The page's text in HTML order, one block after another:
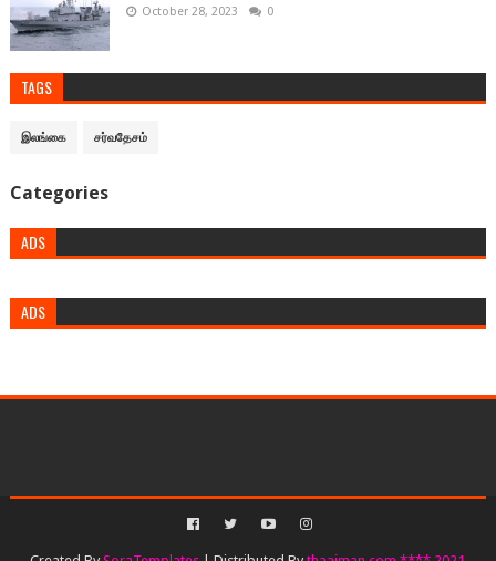
October 28, 2023 0
TAGS
இலங்கை சர்வதேசம்
Categories
ADS
ADS